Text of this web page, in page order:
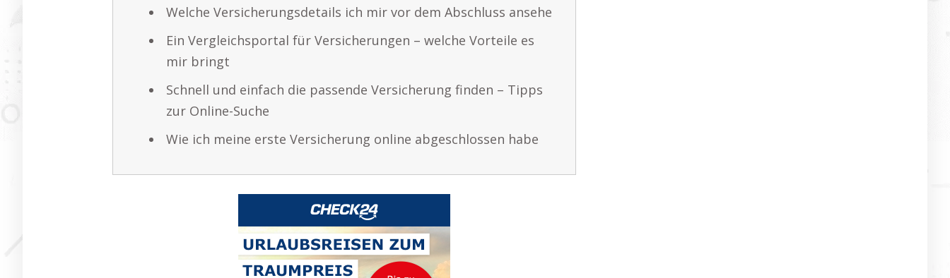
Welche Versicherungsdetails ich mir vor dem Abschluss ansehe
Ein Vergleichsportal für Versicherungen – welche Vorteile es
mir bringt
Schnell und einfach die passende Versicherung finden – Tipps
zur Online-Suche
Wie ich meine erste Versicherung online abgeschlossen habe